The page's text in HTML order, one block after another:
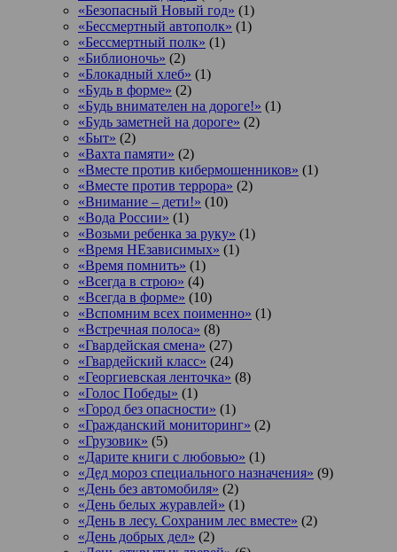
«Безопасный Новый год» (1)
«Бессмертный автополк» (1)
«Бессмертный полк» (1)
«Библионочь» (2)
«Блокадный хлеб» (1)
«Будь в форме» (2)
«Будь внимателен на дороге!» (1)
«Будь заметней на дороге» (2)
«Быт» (2)
«Вахта памяти» (2)
«Вместе против кибермошенников» (1)
«Вместе против террора» (2)
«Внимание – дети!» (10)
«Вода России» (1)
«Возьми ребенка за руку» (1)
«Время НЕзависимых» (1)
«Время помнить» (1)
«Всегда в строю» (4)
«Всегда в форме» (10)
«Вспомним всех поименно» (1)
«Встречная полоса» (8)
«Гвардейская смена» (27)
«Гвардейский класс» (24)
«Георгиевская ленточка» (8)
«Голос Победы» (1)
«Город без опасности» (1)
«Гражданский мониторинг» (2)
«Грузовик» (5)
«Дарите книги с любовью» (1)
«Дед мороз специального назначения» (9)
«День без автомобиля» (2)
«День белых журавлей» (1)
«День в лесу. Сохраним лес вместе» (2)
«День добрых дел» (2)